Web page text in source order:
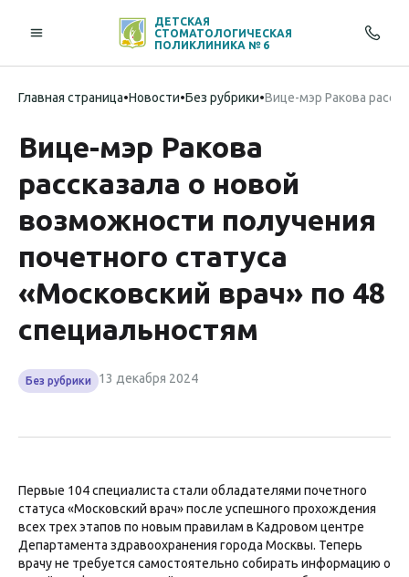
ДЕТСКАЯ
СТОМАТОЛОГИЧЕСКАЯ
ПОЛИКЛИНИКА № 6
Главная страница•Новости•Без рубрики•Вице-мэр Ракова
Вице-мэр Ракова
рассказала о новой
возможности получения
почетного статуса
«Московский врач» по 48
специальностям
Без рубрики 13 декабря 2024
Первые 104 специалиста стали обладателями почетного
статуса «Московский врач» после успешного прохождения
всех трех этапов по новым правилам в Кадровом центре
Департамента здравоохранения города Москвы. Теперь
врачу не требуется самостоятельно собирать информацию о